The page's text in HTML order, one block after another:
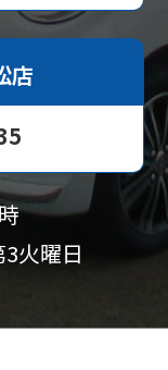
店
時
火曜日